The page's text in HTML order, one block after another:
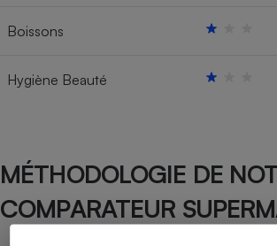
Boissons
Hygiène Beauté
MÉTHODOLOGIE DE
COMPARATEUR